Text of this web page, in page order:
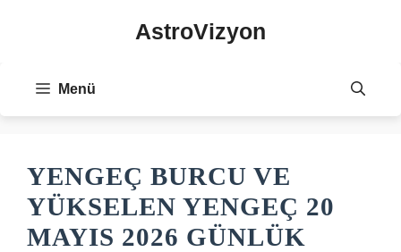
AstroVizyon
Menü
YENGEÇ BURCU VE
YÜKSELEN YENGEÇ 20
MAYIS 2026 GÜNLÜK